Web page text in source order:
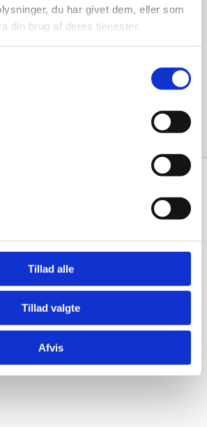
du har givet dem, eller som
din brug af deres tjenester.
Tillad alle
Tillad valgte
Afvis
Skive